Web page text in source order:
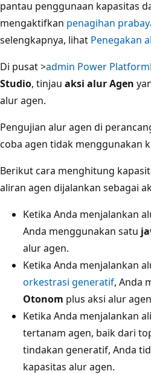
pantau penggunaan kapasitas
mengaktifkan penagihan
selengkapnya, lihat Penegakan
Di pusat >admin Power Platform
Studio, tinjau aksi alur Agen
alur agen.
Pengujian alur agen di
coba agen tidak menggunakan
Berikut cara menghitung
aliran agen dijalankan sebagai
Ketika Anda menjalankan
Anda menggunakan satu
alur agen.
Ketika Anda menjalankan
orkestrasi generatif, Anda
Otonom plus aksi alur
Ketika Anda menjalankan
tertanam agen, baik dari
tindakan generatif, Anda
kapasitas alur agen.